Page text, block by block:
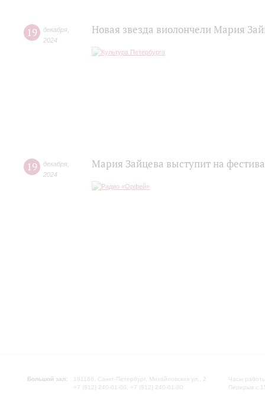
19 декабря
2024
Новая звезда виолончели Мария
19 декабря
2024
Мария Зайцева выступит на
Большой зал:
191186, Санкт-Петербург, Михайловская ул., 2
+7 (812) 240-01-00, +7 (812) 240-01-80
Часы
Перерыв с